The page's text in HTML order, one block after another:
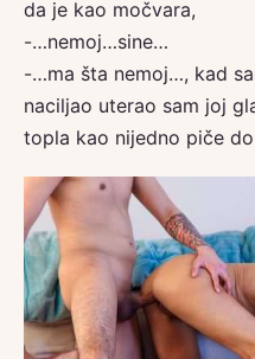
da je kao močvara,
-…nemoj…sine…
-…ma šta nemoj…, kad
naciljao uterao sam joj
topla kao nijedno piče